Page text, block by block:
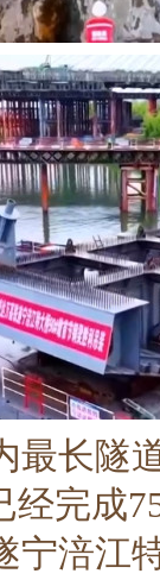
最长隧
经完成
涪江